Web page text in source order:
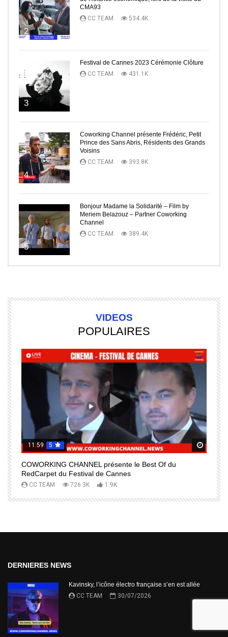
2
CMA93
CC TEAM
534.4K
3
Festival de Cannes 2023 Cérémonie Clôture
CC TEAM
431.1K
4
Coworking Channel présente Frédéric, Petit
Prince des Sans Abris, Résidents des Grands
Voisins
CC TEAM
393.8K
5
Bonjour Madame la Solidarité – Film by
Meriem Belazouz – Partner Coworking
Channel
CC TEAM
389.4K
VIDEOS
POPULAIRES
Regardez Plus Tard
11:59 5
COWORKING CHANNEL présente le Best Of du
RedCarpet du Festival de Cannes
CC TEAM 726.3K 1.9K
DERNIERES NEWS
Kavinsky, l’icône électro française s’en est allée
CC TEAM
30/07/2026